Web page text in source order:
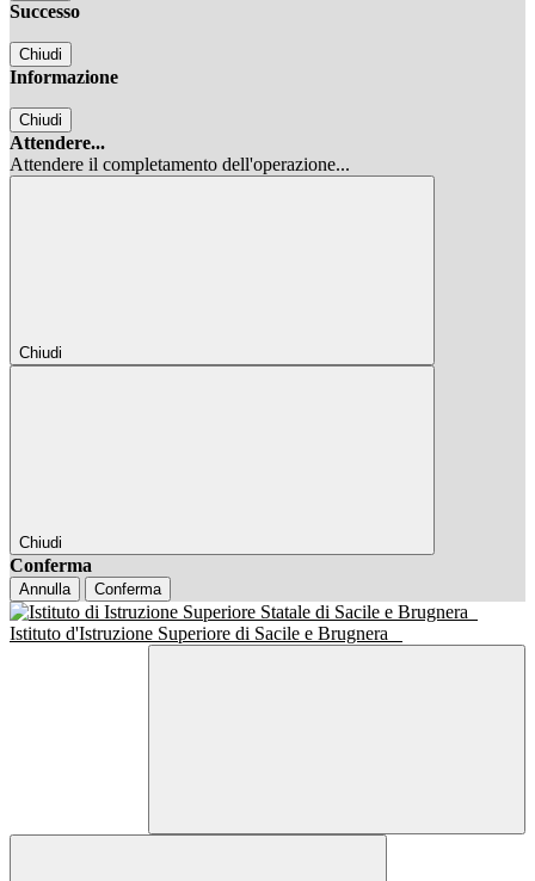
Successo
Chiudi
Informazione
Chiudi
Attendere...
Attendere il completamento dell'operazione...
Chiudi
Chiudi
Conferma
Annulla Conferma
Istituto d'Istruzione Superiore di Sacile e Brugnera